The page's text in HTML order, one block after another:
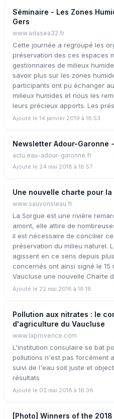
Séminaire - Les Zones
Gers
www.adasea32.fr
Cette journée a regroupé les
préservation des ces espaces
gestionnaires de milieux
savoir plus sur les zones
participants ont pu échanger
milieux humides et nous les
leurs précieux apports. Les
Ajouté le 14 janvier 2019 à 18:53
Newsletter Adour-Garonne
actu.eau-adour-garonne.fr
Ajouté le 24 mai 2018 à 18:57
Une nouvelle charte pour la
www.sauvonsleau.fr
La Sorgue est une rivière
amont, elle attire de
il est nécessaire de concilier
préservation du milieu naturel.
agissent en ce sens depuis
concernés ont ainsi signé le 15
Vaucluse une nouvelle Charte
Ajouté le 22 mai 2018 à 18:18
Pollution aux nitrates : le
d'agriculture du Vaucluse
www.laprovence.com
L'institution consulaire se bat
pollutions n'est pas forcément
suivi de l'eau soit juste et
résultats
Ajouté le 02 mai 2018 à 18:38
[Photo] Winners of the